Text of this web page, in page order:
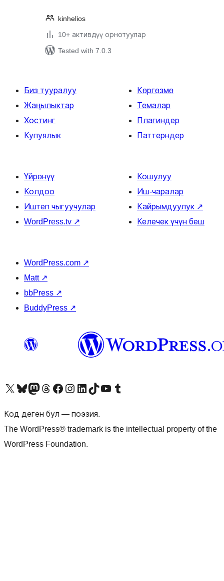
kinhelios
10+ активдүү орнотуулар
Tested with 7.0.3
Биз тууралуу
Жаңылыктар
Хостинг
Купуялык
Көргөзмө
Темалар
Плагиндер
Паттерндер
Үйрөнүү
Колдоо
Иштеп чыгуучулар
WordPress.tv ↗
Кошулуу
Иш-чаралар
Кайрымдуулук ↗
Келечек үчүн беш
WordPress.com ↗
Matt ↗
bbPress ↗
BuddyPress ↗
Visit our X (formerly Twitter) account
Visit our Bluesky account
Биздин Mastodon түрмөгүбүзгө баш багыңыз
Visit our Threads account
Биздин Facebook баракчабызга кириңиз
Биздин Instagram баракчабызга баш багыңыз
Биздин LinkedIn баракчабызга баш багыңыз
Visit our TikTok account
Visit our YouTube channel
Visit our Tumblr account
Код деген бул — поэзия.
The WordPress® trademark is the intellectual property of the
WordPress Foundation.